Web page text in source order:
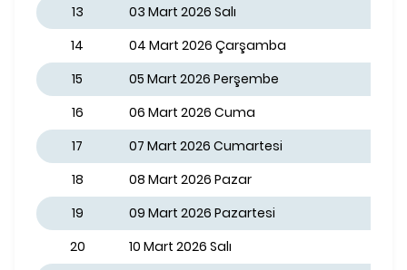
13
03 Mart 2026 Salı
14
04 Mart 2026 Çarşamba
15
05 Mart 2026 Perşembe
16
06 Mart 2026 Cuma
17
07 Mart 2026 Cumartesi
18
08 Mart 2026 Pazar
19
09 Mart 2026 Pazartesi
20
10 Mart 2026 Salı